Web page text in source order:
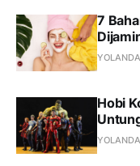
7
YOLANDA
Hobi